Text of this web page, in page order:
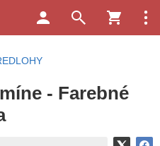
- Farebné